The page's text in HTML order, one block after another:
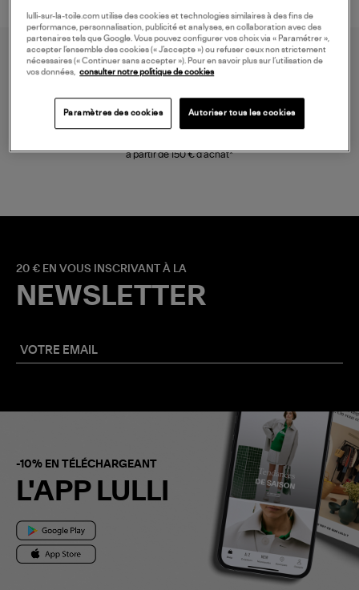
à partir de 150 € d'achat*
20 € EN VOUS INSCRIVANT À LA
NEWSLETTER
-10% EN TÉLÉCHARGEANT
L'APP LULLI
lulli-sur-la-toile.com utilise des cookies et technologies similaires à des fins de
performance, personnalisation, publicité et analyses, en collaboration avec des
partenaires tels que Google. Vous pouvez configurer vos choix via « Paramétrer »,
accepter l’ensemble des cookies (« J’accepte ») ou refuser ceux non strictement
nécessaires (« Continuer sans accepter »). Pour en savoir plus sur l’utilisation de
vos données, consulter notre politique de cookies
Paramètres des cookies Autoriser tous les cookies